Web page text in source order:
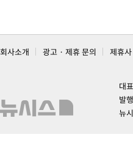
회사소개 광고 · 제휴 문의 제휴
대
발
뉴